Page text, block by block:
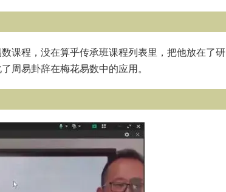
课程，没在算乎传承班课程列表里，把他放在了研
周易卦辞在梅花易数中的应用。